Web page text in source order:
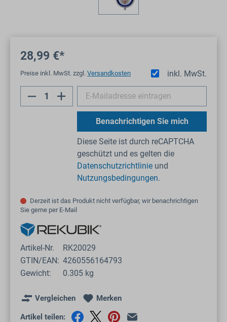
28,99 €*
inkl. MwSt.
Preise inkl. MwSt. zzgl. Versandkosten
Benachrichtigen Sie mich
Diese Seite ist durch reCAPTCHA
geschützt und es gelten die
Datenschutzrichtlinie und
Nutzungsbedingungen.
Derzeit ist das Produkt nicht verfügbar, wir benachrichtigen
Sie gerne per E-Mail
Artikel-Nr.
RK20029
GTIN/EAN: 4260556164793
Gewicht:
0.305 kg
Vergleichen Merken
Artikel teilen: